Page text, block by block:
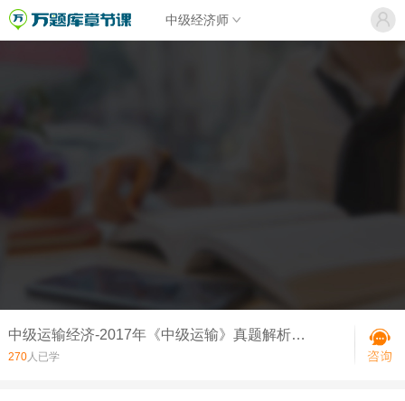
中级经济师
中级运输经济-2017年《中级运输》真题解析（精编）
270人已学